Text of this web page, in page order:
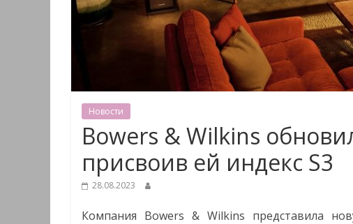
Новости
Bowers & Wilkins
присвоив ей индекс S3
28.08.2023
Компания Bowers & Wilkins представила